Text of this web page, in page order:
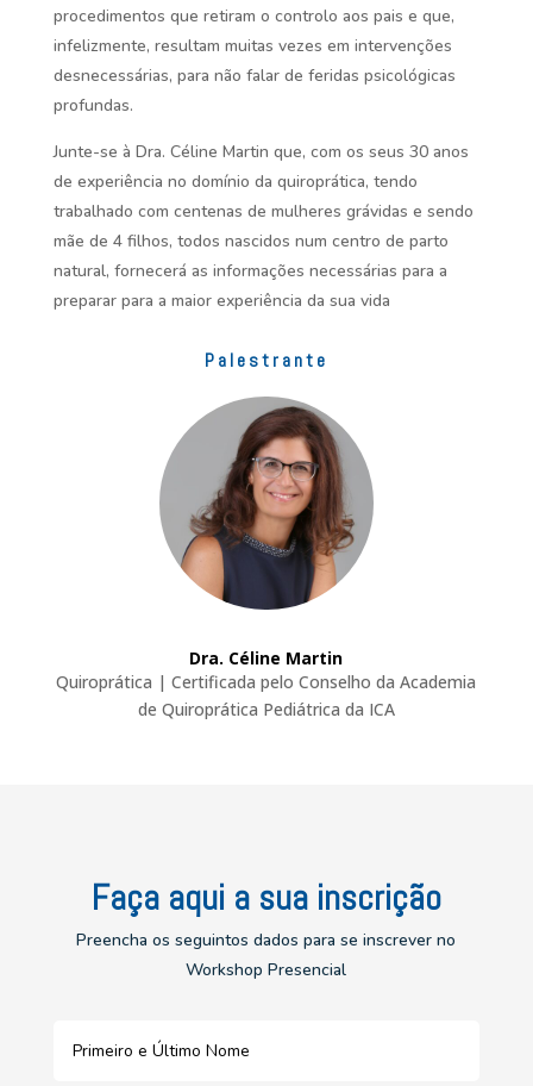
procedimentos que retiram o controlo aos pais e que,
infelizmente, resultam muitas vezes em intervenções
desnecessárias, para não falar de feridas psicológicas
profundas.
Junte-se à Dra. Céline Martin que, com os seus 30 anos
de experiência no domínio da quiroprática, tendo
trabalhado com centenas de mulheres grávidas e sendo
mãe de 4 filhos, todos nascidos num centro de parto
natural, fornecerá as informações necessárias para a
preparar para a maior experiência da sua vida
Palestrante
Dra. Céline Martin
Quiroprática | Certificada pelo Conselho da Academia
de Quiroprática Pediátrica da ICA
Faça aqui a sua inscrição
Preencha os seguintos dados para se inscrever no
Workshop Presencial